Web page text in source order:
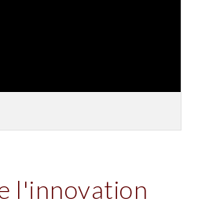
l'innovation